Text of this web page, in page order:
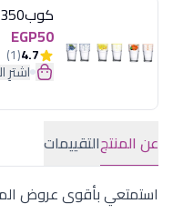
كوب350مللى ورد هيريفين
EGP50
4.7
(1)
اشترِ
عن المنتجالتقييمات
استمتعي بأقوى عروض